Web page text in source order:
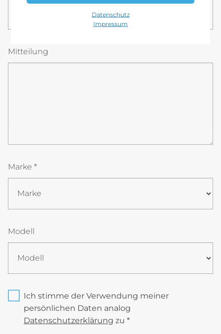
Datenschutz
Impressum
Mitteilung
Marke *
Modell
Ich stimme der Verwendung meiner
persönlichen Daten analog
Datenschutzerklärung zu *